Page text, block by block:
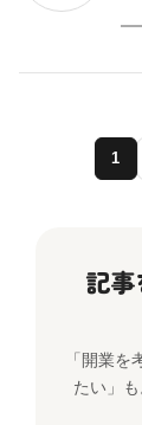
1
記
「開業を
たい」